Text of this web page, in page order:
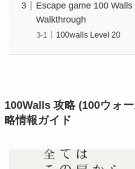
Escape game 100 Walls
Walkthrough
100walls Level 20
100Walls 攻略 (100ウォ
略情報ガイド